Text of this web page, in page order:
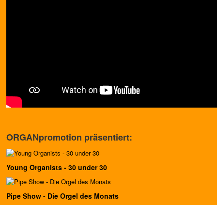
ORGANpromotion präsentiert:
Young Organists - 30 under 30
Pipe Show - Die Orgel des Monats